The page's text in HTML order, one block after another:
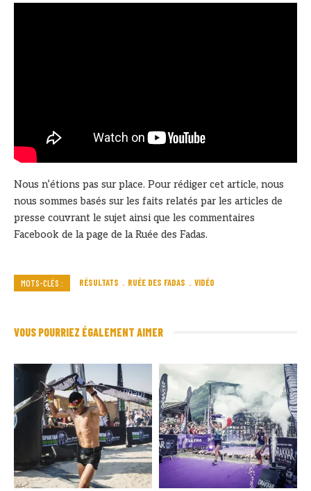
Nous n’étions pas sur place. Pour rédiger cet article, nous
nous sommes basés sur les faits relatés par les articles de
presse couvrant le sujet ainsi que les commentaires
Facebook de la page de la Ruée des Fadas.
MOTS-CLÉS : RÉSULTATS RUÉE DES FADAS VIDÉO
VOUS POURRIEZ ÉGALEMENT AIMER